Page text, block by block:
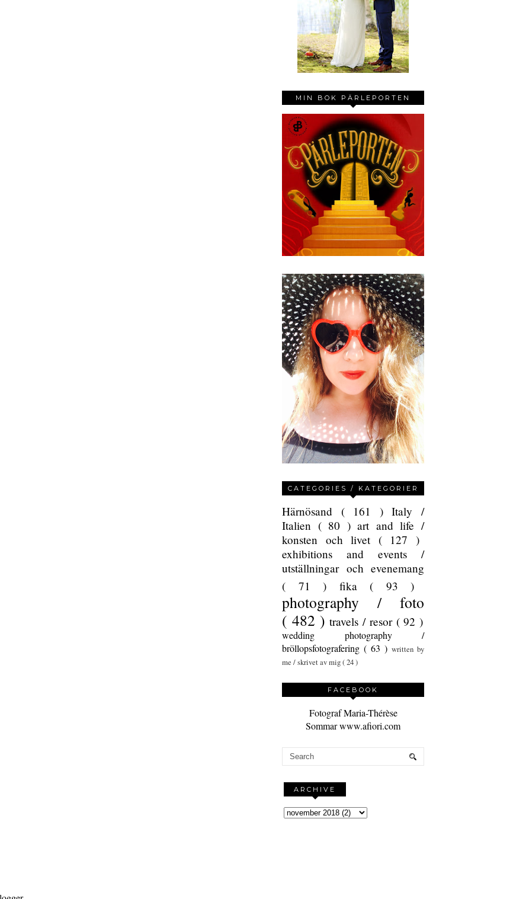
MIN BOK PÄRLEPORTEN
CATEGORIES / KATEGORIER
Härnösand ( 161 )Italy /
Italien ( 80 )art and life /
konsten och livet ( 127 )
exhibitions and events /
utställningar och evenemang
( 71 ) fika ( 93 )
photography / foto
( 482 )travels / resor ( 92 )
wedding photography /
bröllopsfotografering ( 63 ) written by
me / skrivet av mig( 24 )
FACEBOOK
Fotograf Maria-Thérèse
Sommar www.afiori.com
ARCHIVE